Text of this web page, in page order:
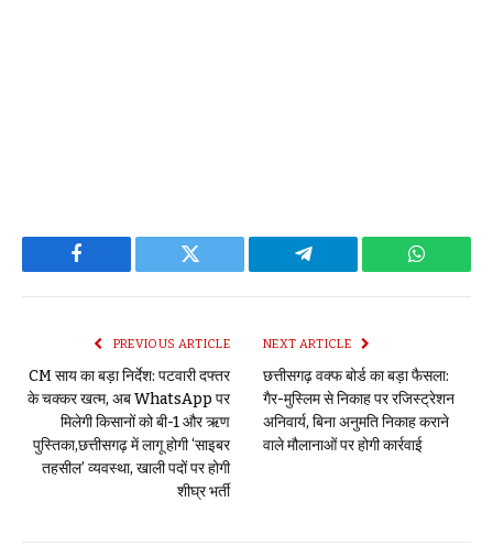
Facebook Twitter Telegram
PREVIOUS ARTICLE
CM साय का बड़ा निर्देश: पटवारी दफ्तर
के चक्कर खत्म, अब WhatsApp पर
मिलेगी किसानों को बी-1 और ऋण
पुस्तिका,छत्तीसगढ़ में लागू होगी ‘साइबर
तहसील’ व्यवस्था, खाली पदों पर होगी
शीघ्र भर्ती
NEXT ARTICLE
छत्तीसगढ़ वक्फ बोर्ड का बड़ा फैसला:
गैर-मुस्लिम से निकाह पर रजिस्ट्रेशन
अनिवार्य, बिना अनुमति निकाह कराने
वाले मौलानाओं पर होगी कार्रवाई